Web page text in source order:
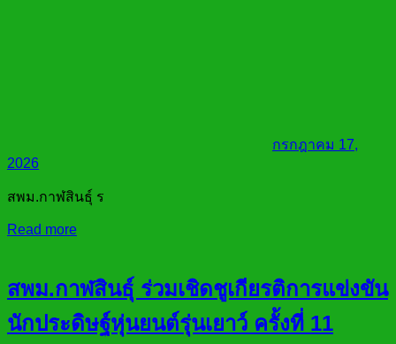
กรกฎาคม 17,
2026
สพม.กาฬสินธุ์ ร
Read more
สพม.กาฬสินธุ์ ร่วมเชิดชูเกียรติการแข่งขัน
นักประดิษฐ์หุ่นยนต์รุ่นเยาว์ ครั้งที่ 11